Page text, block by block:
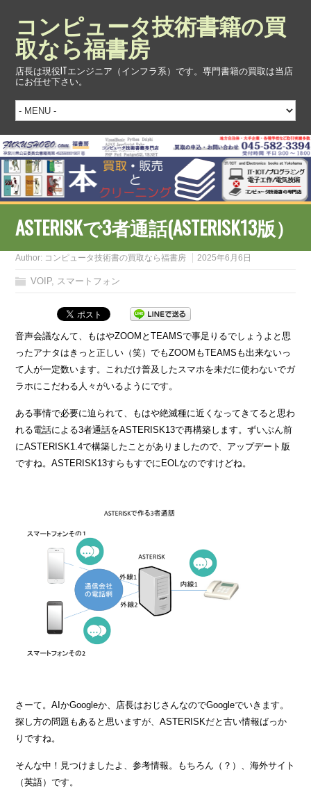
コンピュータ技術書籍の買
取なら福書房
店長は現役ITエンジニア（インフラ系）です。専門書籍の買取は当店
にお任せ下さい。
ASTERISKで3者通話(ASTERISK13版）
Author: コンピュータ技術書の買取なら福書房 2025年6月6日
VOIP, スマートフォン
音声会議なんて、もはやZOOMとTEAMSで事足りるでしょうよと思
ったアナタはきっと正しい（笑）でもZOOMもTEAMSも出来ないっ
て人が一定数います。これだけ普及したスマホを未だに使わないでガ
ラホにこだわる人々がいるようにです。
ある事情で必要に迫られて、もはや絶滅種に近くなってきてると思わ
れる電話による3者通話をASTERISK13で再構築します。ずいぶん前
にASTERISK1.4で構築したことがありましたので、アップデート版
ですね。ASTERISK13すらもすでにEOLなのですけどね。
さーて。AIかGoogleか、店長はおじさんなのでGoogleでいきます。
探し方の問題もあると思いますが、ASTERISKだと古い情報ばっか
りですね。
そんな中！見つけましたよ、参考情報。もちろん（？）、海外サイト
（英語）です。